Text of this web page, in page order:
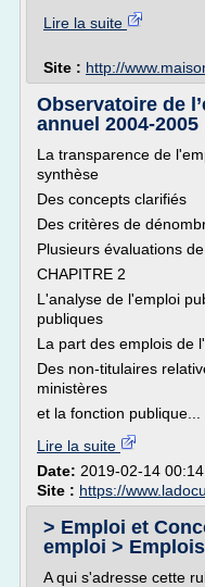
Lire la suite
Site : http://
Observatoire de
annuel 2004-2005
La transparence de
synthèse
Des concepts clarifiés
Des critères de
Plusieurs évaluations
CHAPITRE 2
L'analyse de l'emploi
publiques
La part des emplois de
Des non-titulaires
ministères
et la fonction publique...
Lire la suite
Date: 2019-02-14
Site : https://
> Emploi et
emploi >
A qui s'adresse cette